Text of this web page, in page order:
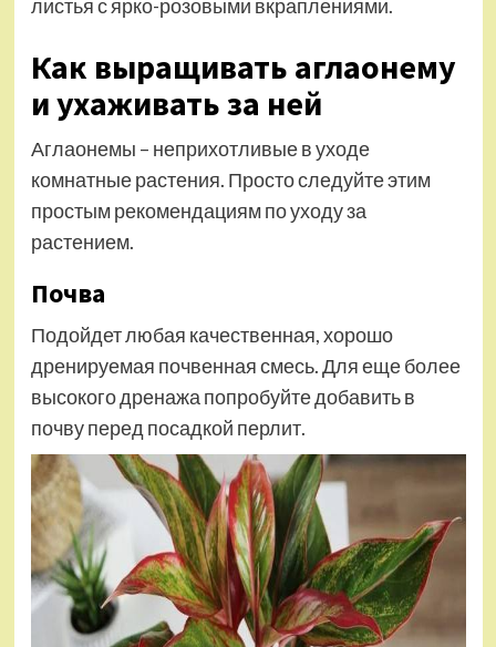
листья с ярко-розовыми вкраплениями.
Как выращивать аглаонему
и ухаживать за ней
Аглаонемы – неприхотливые в уходе
комнатные растения. Просто следуйте этим
простым рекомендациям по уходу за
растением.
Почва
Подойдет любая качественная, хорошо
дренируемая почвенная смесь. Для еще более
высокого дренажа попробуйте добавить в
почву перед посадкой перлит.